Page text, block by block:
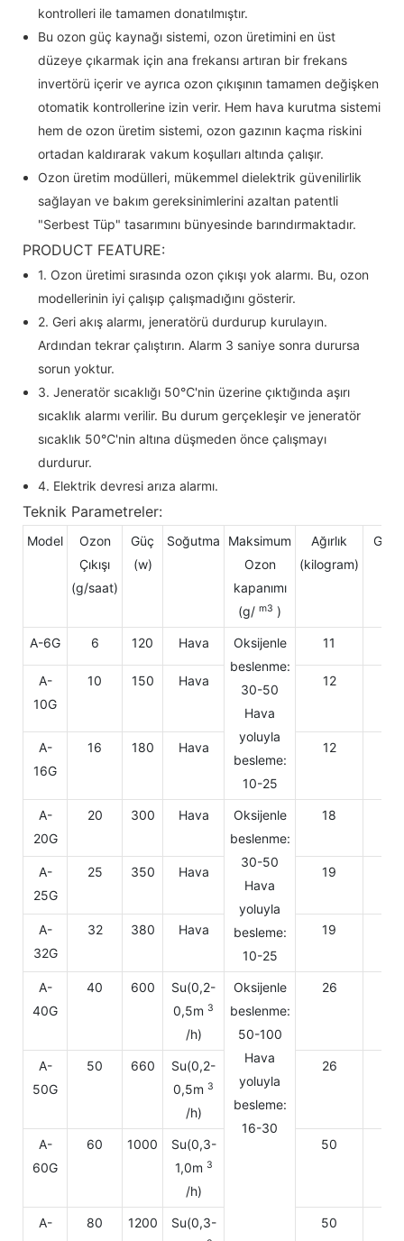
kontrolleri ile tamamen donatılmıştır.
Bu ozon güç kaynağı sistemi, ozon üretimini en üst
düzeye çıkarmak için ana frekansı artıran bir frekans
invertörü içerir ve ayrıca ozon çıkışının tamamen değişken
otomatik kontrollerine izin verir. Hem hava kurutma sistemi
hem de ozon üretim sistemi, ozon gazının kaçma riskini
ortadan kaldırarak vakum koşulları altında çalışır.
Ozon üretim modülleri, mükemmel dielektrik güvenilirlik
sağlayan ve bakım gereksinimlerini azaltan patentli
"Serbest Tüp" tasarımını bünyesinde barındırmaktadır.
PRODUCT FEATURE:
1. Ozon üretimi sırasında ozon çıkışı yok alarmı. Bu, ozon
modellerinin iyi çalışıp çalışmadığını gösterir.
2. Geri akış alarmı, jeneratörü durdurup kurulayın.
Ardından tekrar çalıştırın. Alarm 3 saniye sonra durursa
sorun yoktur.
3. Jeneratör sıcaklığı 50℃'nin üzerine çıktığında aşırı
sıcaklık alarmı verilir. Bu durum gerçekleşir ve jeneratör
sıcaklık 50℃'nin altına düşmeden önce çalışmayı
durdurur.
4. Elektrik devresi arıza alarmı.
Teknik Parametreler:
Model
Ozon
Çıkışı
(g/saat)
Güç
(w)
Soğutma
Maksimum
Ozon
kapanımı
(g/ m3 )
Ağırlık
(kilogram)
A-6G 6 120 Hava
Oksijenle
beslenme:
30-50
Hava
yoluyla
besleme:
10-25
11
A-
10G
10 150 Hava 12
A-
16G
16 180 Hava 12
A-
20G
20 300 Hava
Oksijenle
beslenme:
30-50
Hava
yoluyla
besleme:
10-25
18
A-
25G
25 350 Hava 19
A-
32G
32 380 Hava 19
A-
40G
40 600
Su(0,2-
0,5m 3
/h)
Oksijenle
beslenme:
50-100
Hava
yoluyla
besleme:
16-30
26
A-
50G
50 660
Su(0,2-
0,5m 3
/h)
26
A-
60G
60 1000
Su(0,3-
1,0m 3
/h)
50
A-
80 1200
Su(0,3-
50